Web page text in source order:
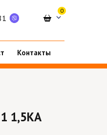
0
Контакты
1,5КА